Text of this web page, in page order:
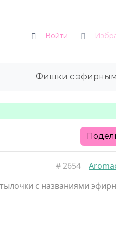
Войти
Фишки с
# 2654
с названиями